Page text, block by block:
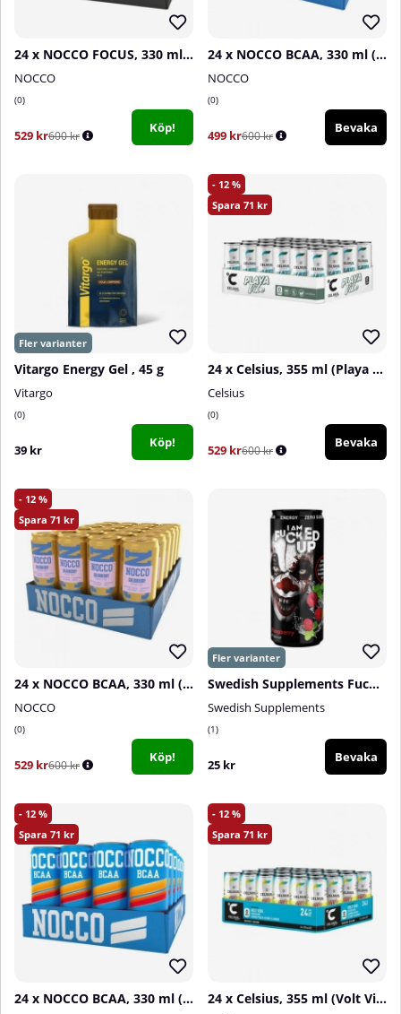
24 x NOCCO FOCUS, 330 ml (Cola)
NOCCO
0
529 kr600 kr
Köp!
24 x NOCCO BCAA, 330 ml (Cherry Berry)
NOCCO
0
499 kr600 kr
Bevaka
Vitargo Energy Gel , 45 g
Vitargo
0
39 kr Köp!
12
71
24 x Celsius, 355 ml (Playa Vibe)
Celsius
0
529 kr600 kr
Bevaka
12
71
24 x NOCCO BCAA, 330 ml (Goldiberry)
NOCCO
0
529 kr600 kr
Köp!
Swedish Supplements Fucked Up RTD, 330 ml
Swedish Supplements
1
25 kr Bevaka
12
71
24 x NOCCO BCAA, 330 ml (Blood Orange)
12
71
24 x Celsius, 355 ml (Volt Vibe)